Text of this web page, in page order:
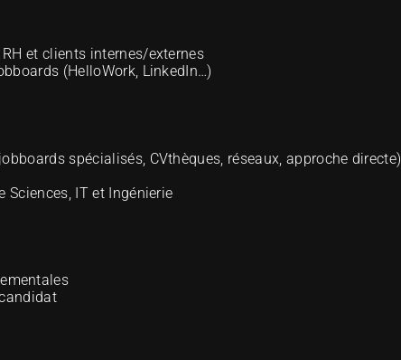
et clients internes/externes
(HelloWork, LinkedIn…)
spécialisés, CVthèques, réseaux, approche directe)
Sciences, IT et Ingénierie